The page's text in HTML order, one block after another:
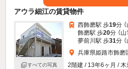
アウラ細江の賃貸物件
すべての写真
西飾磨駅 歩19分
飾磨駅 歩20分 （
夢前川駅 歩31分
兵庫県姫路市飾磨
2階建 / 13年6ヶ月 / 木